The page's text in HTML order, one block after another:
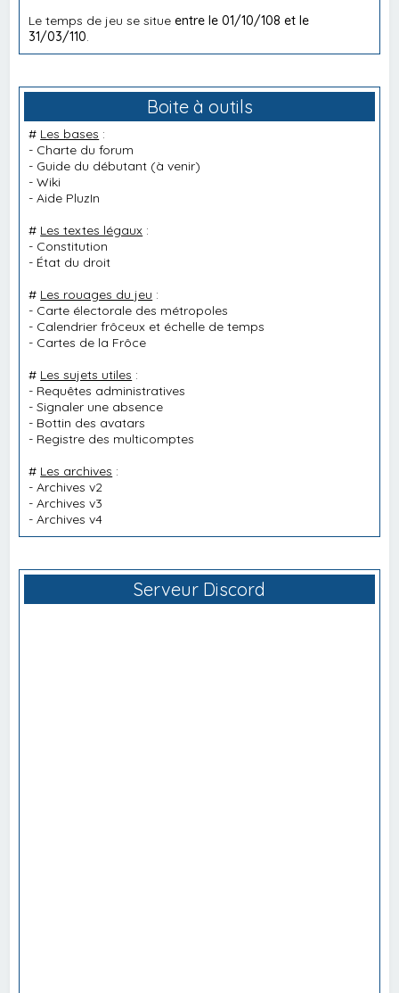
Le temps de jeu se situeentre le 01/10/108 et le
31/03/110
Boite à outils
# Les bases :
- Charte du forum
- Guide du débutant (à venir)
-Wiki
-Aide PluzIn
# Les textes légaux :
- Constitution
- État du droit
# Les rouages du jeu :
- Carte électorale des métropoles
- Calendrier frôceux et échelle de temps
- Cartes de la Frôce
# Les sujets utiles :
- Requêtes administratives
-Signaler une absence
- Bottin des avatars
- Registre des multicomptes
# Les archives :
-Archives v2
-Archives v3
-Archives v4
Serveur Discord